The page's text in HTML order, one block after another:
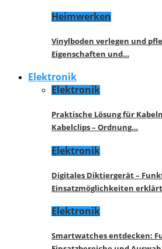
Heimwerken
Vinylboden verlegen und
Eigenschaften und…
Elektronik
Elektronik
Praktische Lösung für
Kabelclips – Ordnung…
Elektronik
Digitales Diktiergerät –
Einsatzmöglichkeiten erklärt
Elektronik
Smartwatches entdecken: